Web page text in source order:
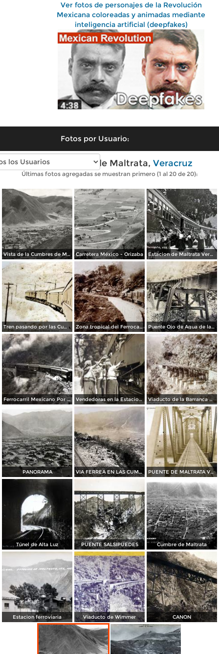
Ver fotos de personajes de la Revolución
Mexicana coloreadas y animadas mediante
inteligencia artificial (deepfakes)
Fotos por Usuario:
Fotos antiguas de Maltrata, Veracruz
Últimas fotos agregadas se muestran primero (1 al 20 de 20):
Vista de la Cumbres de Maltrata Carretera México - Orizaba Estacion de Maltrata Veracruz.
Tren pasando por las Cumbres de Maltrata Veracruz. Zona tropical del Ferrocarril Central Mexicano. Puente Ojo de Agua de la via ferroviaria de La Cd. de Mexico a Veracruz.
Ferrocarril Mexicano Por el fotografo Hugo Brehme. Vendedoras en la Estacion Ferroviaria Por el fotografo Hugo Brehme. Viaducto de la Barranca de infiernillo por el fotografo Abel Briquet ( Fechada el 14 de Sep de 1904 )
PANORAMA VIA FERREA EN LAS CUMBRES DE Por el fotografo Hugo Brehme PUENTE DE MALTRATA VERACRUZ
Túnel de Alta Luz PUENTE SALSIPUEDES Cumbre de Maltrata
Estacion ferroviaria Viaducto de Wimmer CANON